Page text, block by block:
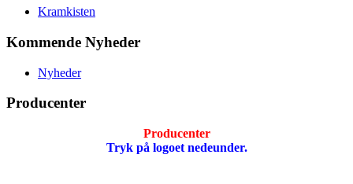
Kramkisten
Kommende Nyheder
Nyheder
Producenter
Producenter
Tryk på logoet nedeunder.